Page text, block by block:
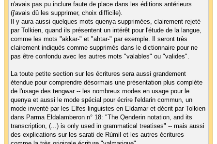
n'avais pas pu inclure faute de place dans les éditions antérieurs
(j'avais dû les supprimer, choix difficile).
Il y aura aussi quelques mots quenya supprimées, clairement rejeté
par Tolkien, quand ils présentent un intérêt pour l'étude de la langue,
comme les mots "akkar-" et "ahtar-" par exemple. Il seront très
clairement indiqués comme supprimés dans le dictionnaire pour ne
pas être confondu avec les autres mots "valables" ou "valides".
La toute petite section sur les écritures sera aussi grandement
étendue pour comprendre désormais une présentation plus complète
de l'usage des tengwar -- les nombreux modes en usage pour le
quenya et aussi le mode spécial pour écrire l'eldarin commun, un
mode inventé par les Elfes linguistes en Eldamar et décrit par Tolkien
dans Parma Eldalamberon n° 18: "The Qenderin notation, and its
transcription, (...) is only used in grammatical treatises" -- mais aussi
des explications sur les sarati de Rúmil et les autres écritures